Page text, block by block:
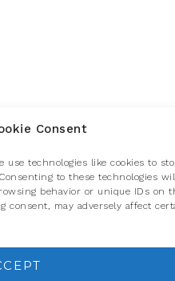
Consent
use technologies like cookies to
to these technologies
behavior or unique IDs on
consent, may adversely affect